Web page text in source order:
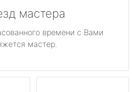
мастера
времени с Вами
мастер.